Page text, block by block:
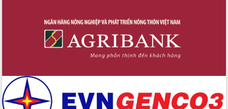
thông nguồn lực phát triển
Nâng cao hiệu lực, hiệu quả HĐND
tỉnh thông qua hiện đại hóa hành chính
Xã Ea Phê gắn cải cách hành chính với
Phó Chủ tịch Thường trực UBND tỉnh
Hồ Thị Nguyên Thảo làm việc tại Trung
tâm Phục vụ hành chính công xã Ea